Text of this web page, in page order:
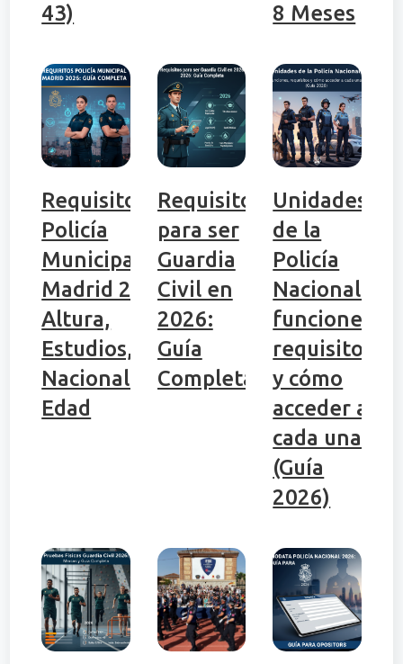
43)
8 Meses
Requisitos
Policía
Municipal
Madrid 2026:
Altura,
Estudios,
Nacionalidad,
Edad
Requisitos
para ser
Guardia
Civil en
2026:
Guía
Completa
Unidades
de la
Policía
Nacional:
funciones,
requisitos
y cómo
acceder a
cada una
(Guía
2026)